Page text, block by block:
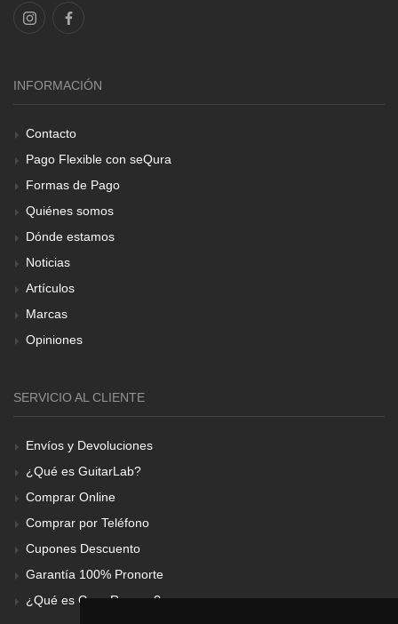
INFORMACIÓN
Contacto
Pago Flexible con seQura
Formas de Pago
Quiénes somos
Dónde estamos
Noticias
Artículos
Marcas
Opiniones
SERVICIO AL CLIENTE
Envíos y Devoluciones
¿Qué es GuitarLab?
Comprar Online
Comprar por Teléfono
Cupones Descuento
Garantía 100% Pronorte
¿Qué es Gear Renove?